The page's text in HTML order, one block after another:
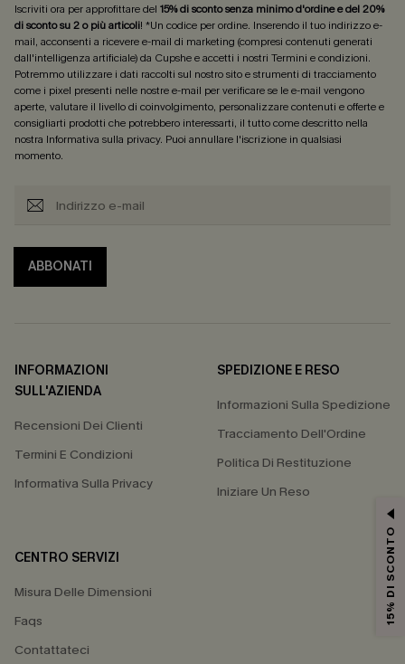
Iscriviti ora per approfittare del 15% di sconto senza minimo d'ordine e del 20%
di sconto su 2 o più articoli! *Un codice per ordine. Inserendo il tuo indirizzo e-
mail, acconsenti a ricevere e-mail di marketing (compresi contenuti generati
dall'intelligenza artificiale) da Cupshe e accetti i nostri Termini e condizioni.
Potremmo utilizzare i dati raccolti sul nostro sito e strumenti di tracciamento
come i pixel presenti nelle nostre e-mail per verificare se le e-mail vengono
aperte, valutare il livello di coinvolgimento, personalizzare contenuti e offerte e
consigliarti prodotti che potrebbero interessarti, il tutto come descritto nella
nostra Informativa sulla privacy. Puoi annullare l'iscrizione in qualsiasi
momento.
ABBONATI
INFORMAZIONI
SULL'AZIENDA
Recensioni Dei Clienti
Termini E Condizioni
Informativa Sulla Privacy
SPEDIZIONE E RESO
Informazioni Sulla Spedizione
Tracciamento Dell'Ordine
Politica Di Restituzione
Iniziare Un Reso
CENTRO SERVIZI
Misura Delle Dimensioni
Faqs
Contattateci
15% DI SCONTO